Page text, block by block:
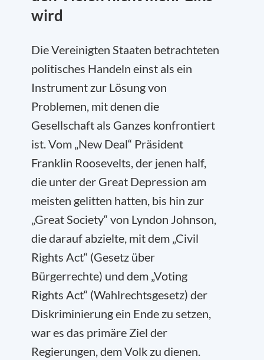
wird
Die Vereinigten Staaten betrachteten
politisches Handeln einst als ein
Instrument zur Lösung von
Problemen, mit denen die
Gesellschaft als Ganzes konfrontiert
ist. Vom „New Deal“ Präsident
Franklin Roosevelts, der jenen half,
die unter der Great Depression am
meisten gelitten hatten, bis hin zur
„Great Society“ von Lyndon Johnson,
die darauf abzielte, mit dem „Civil
Rights Act“ (Gesetz über
Bürgerrechte) und dem „Voting
Rights Act“ (Wahlrechtsgesetz) der
Diskriminierung ein Ende zu setzen,
war es das primäre Ziel der
Regierungen, dem Volk zu dienen.